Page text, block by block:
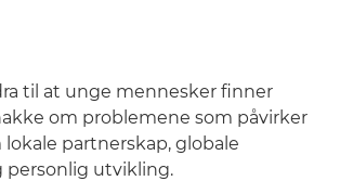
til at unge mennesker finner
om problemene som påvirker
partnerskap, globale
personlig utvikling.